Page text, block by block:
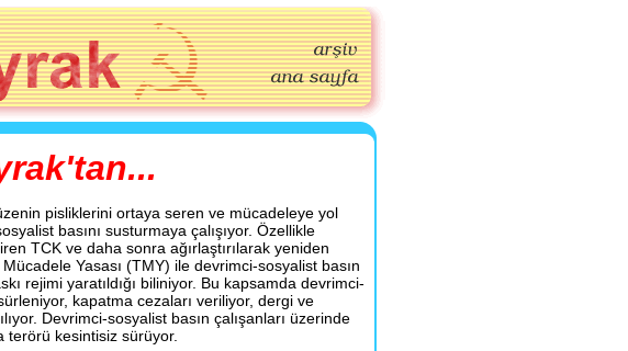
pisliklerini ortaya seren ve mücadeleye yol
basını susturmaya çalışıyor. Özellikle
TCK ve daha sonra ağırlaştırılarak yeniden
Yasası (TMY) ile devrimci-sosyalist basın
rejimi yaratıldığı biliniyor. Bu kapsamda devrimci-
kapatma cezaları veriliyor, dergi ve
Devrimci-sosyalist basın çalışanları üzerinde
terörü kesintisiz sürüyor.